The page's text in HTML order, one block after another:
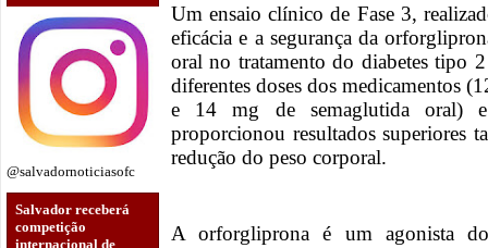
@salvadornoticiasofc
Salvador receberá
competição
internacional de
Um ensaio clínico de Fase 3,
eficácia e a segurança da
oral no tratamento do diabetes tipo
diferentes doses dos medicamentos
e 14 mg de semaglutida oral)
proporcionou resultados superiores
redução do peso corporal.
A orforgliprona é um agonista